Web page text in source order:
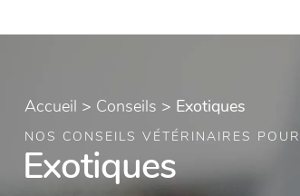
Accueil > Conseils > Exotiques
NOS CONSEILS VÉTÉRINAIRES
Exotiques